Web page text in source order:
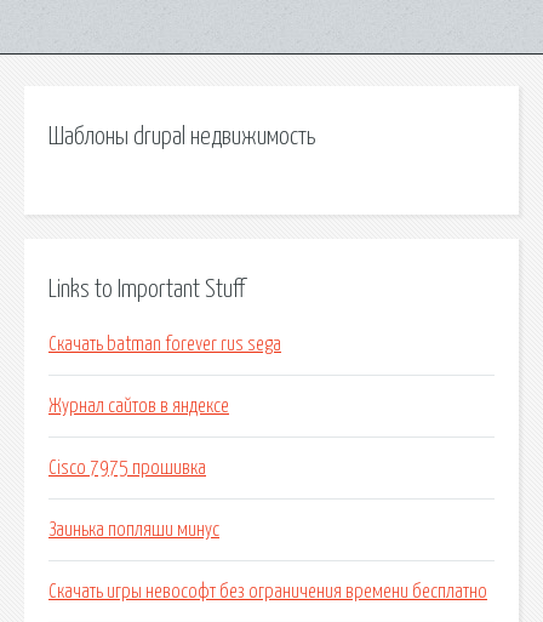
Шаблоны drupal недвижимость
Links to Important Stuff
Скачать batman forever rus sega
Журнал сайтов в яндексе
Cisco 7975 прошивка
Заинька попляши минус
Скачать игры невософт без ограничения времени бесплатно